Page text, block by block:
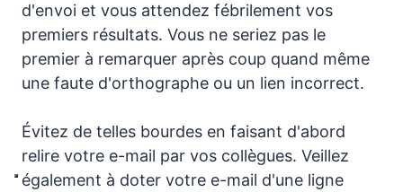
d'envoi et vous attendez fébrilement vos
premiers résultats. Vous ne seriez pas le
premier à remarquer après coup quand même
une faute d'orthographe ou un lien incorrect.
Évitez de telles bourdes en faisant d'abord
relire votre e-mail par vos collègues. Veillez
également à doter votre e-mail d'une ligne